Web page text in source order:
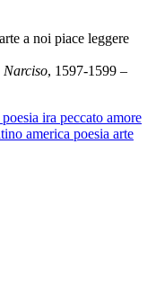
Narciso, 1597-1599 –